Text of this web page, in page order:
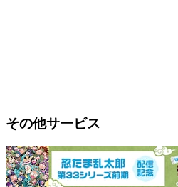
その他サービス